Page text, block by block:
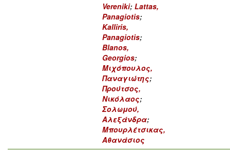
Vereniki; Lattas,
Panagiotis;
Kalliris,
Panagiotis;
Blanos,
Georgios;
Μιχόπουλος,
Παναγιώτης;
Προύτσος,
Νικόλαος;
Σολωμού,
Αλεξάνδρα;
Μπουρλέτσικας,
Αθανάσιος